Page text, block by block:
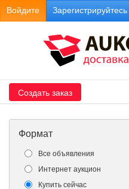
Войдите Зарегистрируйтесь
Создать заказ
Формат
Все объявления
Интернет аукцион
Купить сейчас